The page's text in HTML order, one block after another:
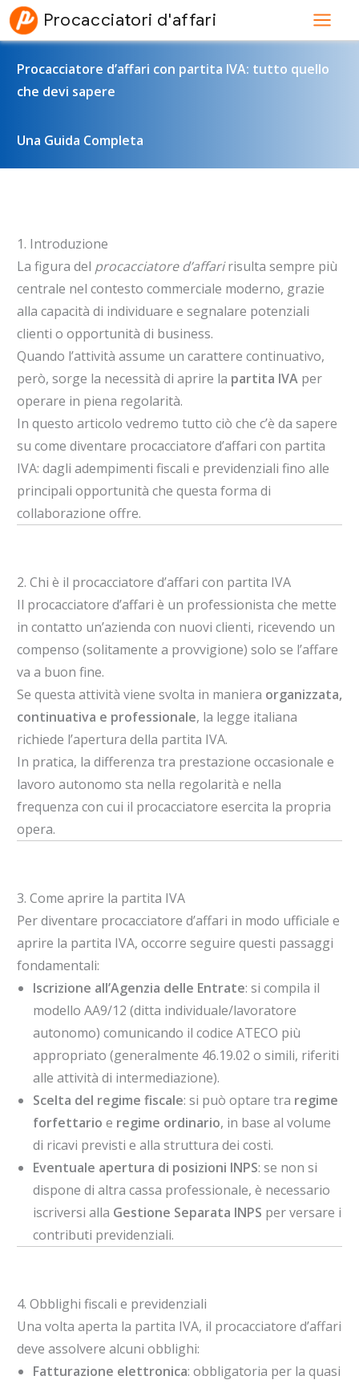
Vai
Procacciatori d'affari
Procacciatore d’affari con partita IVA: tutto quello
che devi sapere
Una Guida Completa
1. Introduzione
La figura del procacciatore d’affaririsulta sempre più
centrale nel contesto commerciale moderno, grazie
alla capacità di individuare e segnalare potenziali
clienti o opportunità di business.
Quando l’attività assume un carattere continuativo,
però, sorge la necessità di aprire la partita IVA per
operare in piena regolarità.
In questo articolo vedremo tutto ciò che c’è da sapere
su come diventare procacciatore d’affari con partita
IVA: dagli adempimenti fiscali e previdenziali fino alle
principali opportunità che questa forma di
collaborazione offre.
2. Chi è il procacciatore d’affari con partita IVA
Il procacciatore d’affari è un professionista che mette
in contatto un’azienda con nuovi clienti, ricevendo un
compenso (solitamente a provvigione) solo se l’affare
va a buon fine.
Se questa attività viene svolta in maniera organizzata,
continuativa e professionale, la legge italiana
richiede l’apertura della partita IVA.
In pratica, la differenza tra prestazione occasionale e
lavoro autonomo sta nella regolarità e nella
frequenza con cui il procacciatore esercita la propria
opera.
3. Come aprire la partita IVA
Per diventare procacciatore d’affari in modo ufficiale e
aprire la partita IVA, occorre seguire questi passaggi
fondamentali:
Iscrizione all’Agenzia delle Entrate: si compila il
modello AA9/12 (ditta individuale/lavoratore
autonomo) comunicando il codice ATECO più
appropriato (generalmente 46.19.02 o simili, riferiti
alle attività di intermediazione).
Scelta del regime fiscale: si può optare tra regime
forfettario e regime ordinario, in base al volume
di ricavi previsti e alla struttura dei costi.
Eventuale apertura di posizioni INPS: se non si
dispone di altra cassa professionale, è necessario
iscriversi alla Gestione Separata INPS per versare i
contributi previdenziali.
4. Obblighi fiscali e previdenziali
Una volta aperta la partita IVA, il procacciatore d’affari
deve assolvere alcuni obblighi:
Fatturazione elettronica: obbligatoria per la quasi